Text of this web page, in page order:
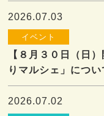
2026.07.03
イベント
【８月３０日（日
りマルシェ」につい
2026.07.02